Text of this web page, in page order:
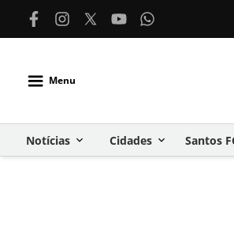
Menu
Notícias Cidades Santos